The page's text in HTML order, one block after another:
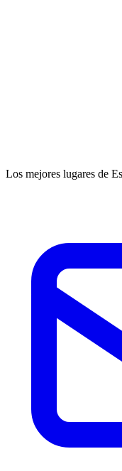
Los mejores lugares de